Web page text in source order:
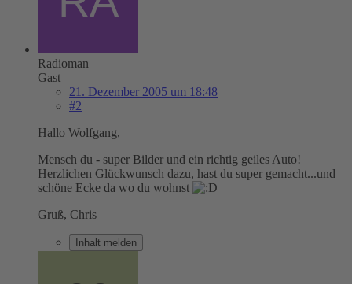
Radioman
Gast
21. Dezember 2005 um 18:48
#2
Hallo Wolfgang,
Mensch du - super Bilder und ein richtig geiles Auto!
Herzlichen Glückwunsch dazu, hast du super gemacht...und
schöne Ecke da wo du wohnst
Gruß, Chris
Inhalt melden